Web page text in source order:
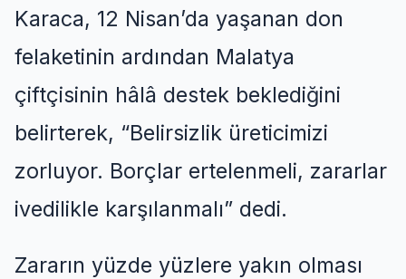
Karaca, 12 Nisan’da yaşanan don
felaketinin ardından Malatya
çiftçisinin hâlâ destek beklediğini
belirterek, “Belirsizlik üreticimizi
zorluyor. Borçlar ertelenmeli, zararlar
ivedilikle karşılanmalı” dedi.
Zararın yüzde yüzlere yakın olması